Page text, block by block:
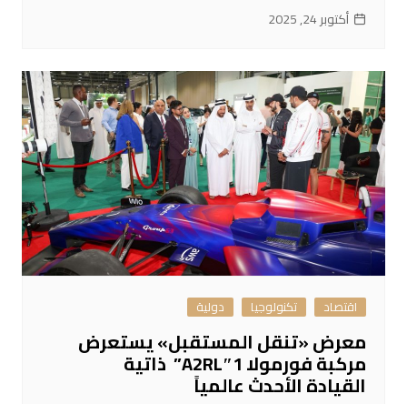
أكتوبر 24, 2025
اقتصاد تكنولوجيا دولية
معرض «تنقل المستقبل» يستعرض
مركبة فورمولا 1″A2RL” ذاتية
القيادة الأحدث عالمياً